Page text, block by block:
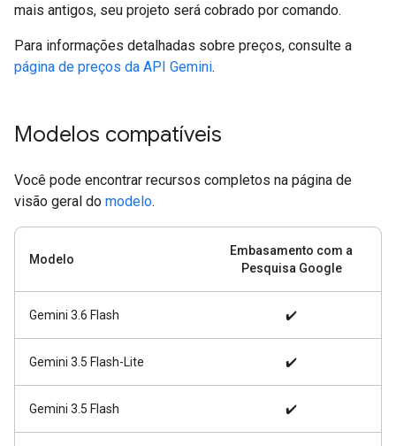
mais antigos, seu projeto será cobrado por comando.
Para informações detalhadas sobre preços, consulte a
página de preços da API Gemini.
Modelos compatíveis
Você pode encontrar recursos completos na página de
visão geral do modelo.
Modelo
Embasamento com a
Pesquisa Google
Gemini 3.6 Flash ✔️
Gemini 3.5 Flash-Lite ✔️
Gemini 3.5 Flash ✔️